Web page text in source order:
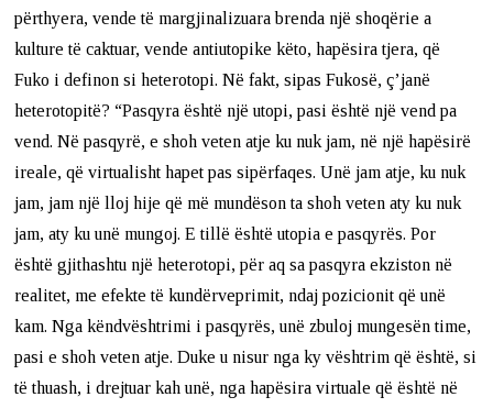
përthyera, vende të margjinalizuara brenda një shoqërie a
kulture të caktuar, vende antiutopike këto, hapësira tjera, që
Fuko i definon si heterotopi. Në fakt, sipas Fukosë, ç’janë
heterotopitë? “Pasqyra është një utopi, pasi është një vend pa
vend. Në pasqyrë, e shoh veten atje ku nuk jam, në një hapësirë
ireale, që virtualisht hapet pas sipërfaqes. Unë jam atje, ku nuk
jam, jam një lloj hije që më mundëson ta shoh veten aty ku nuk
jam, aty ku unë mungoj. E tillë është utopia e pasqyrës. Por
është gjithashtu një heterotopi, për aq sa pasqyra ekziston në
realitet, me efekte të kundërveprimit, ndaj pozicionit që unë
kam. Nga këndvështrimi i pasqyrës, unë zbuloj mungesën time,
pasi e shoh veten atje. Duke u nisur nga ky vështrim që është, si
të thuash, i drejtuar kah unë, nga hapësira virtuale që është në